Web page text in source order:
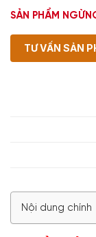
SẢN PHẨM
TƯ VẤN SẢN
Nội dung chính